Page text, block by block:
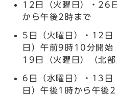
12日（火曜日）・26
から午後2時まで
5日（火曜日）・12日
日）午前9時10分開始
19日（火曜日）（北
6日（水曜日）・13日
日）午後1時から午後